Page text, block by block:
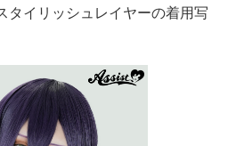
イリッシュレイヤーの着用写